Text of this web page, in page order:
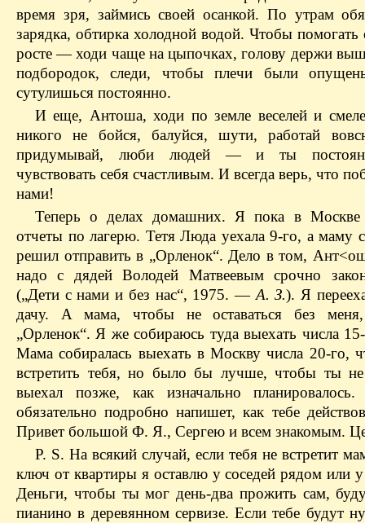
время зря, займись своей осанкой. По утрам
зарядка, обтирка холодной водой. Чтобы помогать
росте — ходи чаще на цыпочках, голову держи
подбородок, следи, чтобы плечи были
сутулишься постоянно.
И еще, Антоша, ходи по земле веселей и
никого не бойся, балуйся, шути, работай
придумывай, люби людей — и ты
чувствовать себя счастливым. И всегда верь, что
нами!
Теперь о делах домашних. Я пока в Москве
отчеты по лагерю. Тетя Люда уехала 9-го, а маму
решил отправить в „Орленок“. Дело в том,
надо с дядей Володей Матвеевым срочно
(„Дети с нами и без нас“, 1975. — А. З.). Я
дачу. А мама, чтобы не оставаться без
„Орленок“. Я же собираюсь туда выехать числа
Мама собиралась выехать в Москву числа 20-го,
встретить тебя, но было бы лучше, чтобы ты не
выехал позже, как изначально
обязательно подробно напишет, как тебе
Привет большой Ф. Я., Сергею и всем знакомым.
P. S. На всякий случай, если тебя не встретит
ключ от квартиры я оставлю у соседей рядом или
Деньги, чтобы ты мог день-два прожить сам,
пианино в деревянном сервизе. Если тебе будут